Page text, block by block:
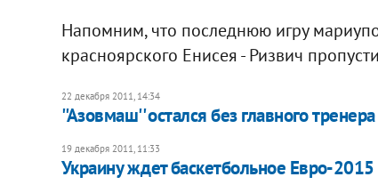
Напомним, что последнюю игру
красноярского Енисея - Ризвич
22 декабря 2011, 14:34
''Азовмаш'' остался без главного тренера
19 декабря 2011, 11:33
Украину ждет баскетбольное Евро-2015